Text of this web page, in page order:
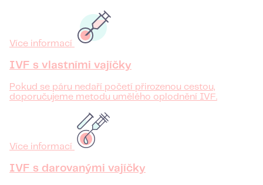
Více informací
IVF s vlastními vajíčky
Pokud se páru nedaří početí přirozenou cestou,
doporučujeme metodu umělého oplodnění IVF.
Více informací
IVF s darovanými vajíčky